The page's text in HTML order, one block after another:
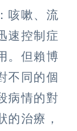
咳嗽、流
速控制症
。但賴博
不同的個
病情的對
的治療，